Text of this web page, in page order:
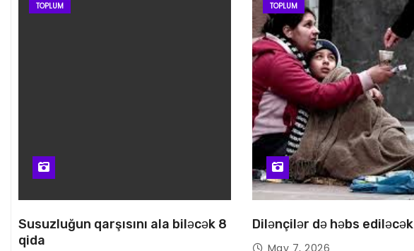
TOPLUM
Susuzluğun qarşısını ala biləcək 8
qida
TOPLUM
Dilənçilər də həbs ediləcək
May 7, 2026